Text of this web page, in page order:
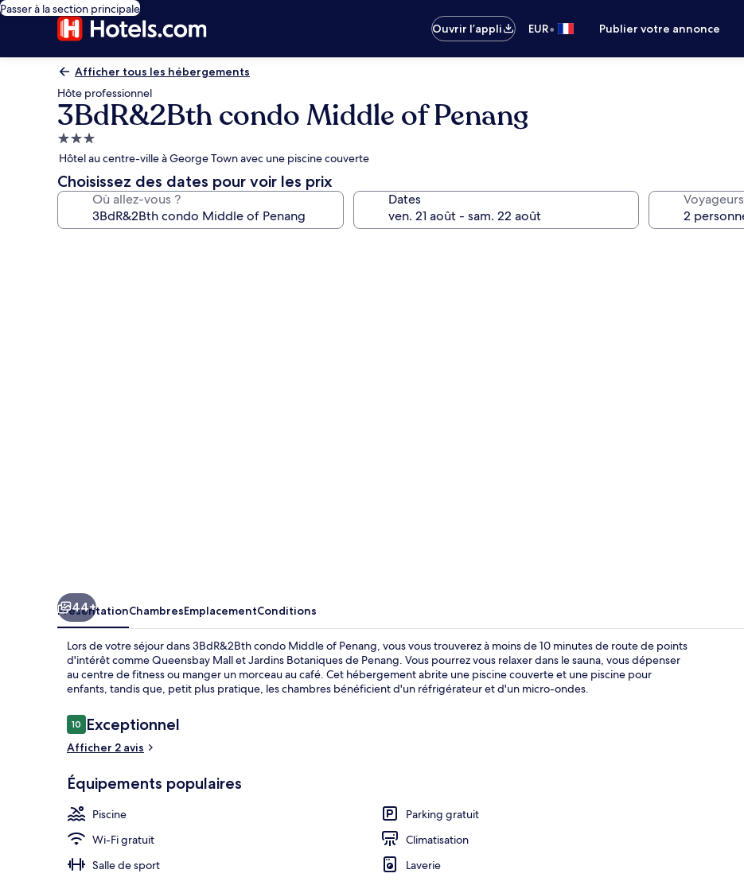
Passer à la section principale
Ouvrir l’appli
EUR• Publier votre annonce
Afficher tous les hébergements
Hôte professionnel
3BdR&2Bth condo Middle of Penang
Hébergement
3.0 étoiles
Hôtel au centre-ville à George Town avec une piscine couverte
Choisissez des dates pour voir les prix
Où allez-vous ? Dates Voyageurs
44+
PrésentationChambresEmplacementConditions
Lors de votre séjour dans 3BdR&2Bth condo Middle of Penang, vous vous trouverez à moins de 10 minutes de route de points
d'intérêt comme Queensbay Mall et Jardins Botaniques de Penang. Vous pourrez vous relaxer dans le sauna, vous dépenser
au centre de fitness ou manger un morceau au café. Cet hébergement abrite une piscine couverte et une piscine pour
enfants, tandis que, petit plus pratique, les chambres bénéficient d'un réfrigérateur et d'un micro-ondes.
Avis
voyageurs
1010 sur 10
Exceptionnel
Afficher 2 avis
Équipements populaires
Piscine
Parking gratuit
Wi-Fi gratuit
Climatisation
Salle de sport
Laverie